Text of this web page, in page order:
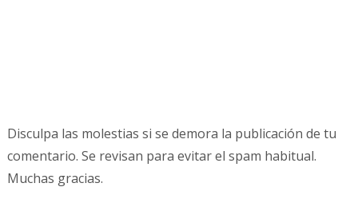
Disculpa las molestias si se demora la publicación de tu
comentario. Se revisan para evitar el spam habitual.
Muchas gracias.